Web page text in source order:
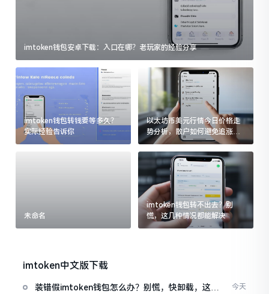
imtoken钱包安卓下载：入口在哪？老玩家的经验分享
imtoken钱包转钱要等多久？
实际经验告诉你
以太坊币美元行情今日价格走
势分析，散户如何避免追涨杀
跌被套牢
未命名
imtoken钱包转不出去？别
慌，这几种情况都能解决
imtoken中文版下载
装错假imtoken钱包怎么办？别慌，快卸载，这几
今天